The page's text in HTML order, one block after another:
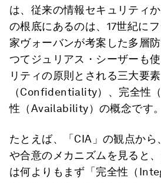
は、従来の情報セキュリティ
の根底にあるのは、17世紀に
家ヴォーバンが考案した多層
つてジュリアス・シーザーも
リティの原則とされる三大要
（Confidentiality）、完全性
性（Availability）の概念です。
たとえば、「CIA」の観点か
や合意のメカニズムを見ると
は何よりもまず「完全性（